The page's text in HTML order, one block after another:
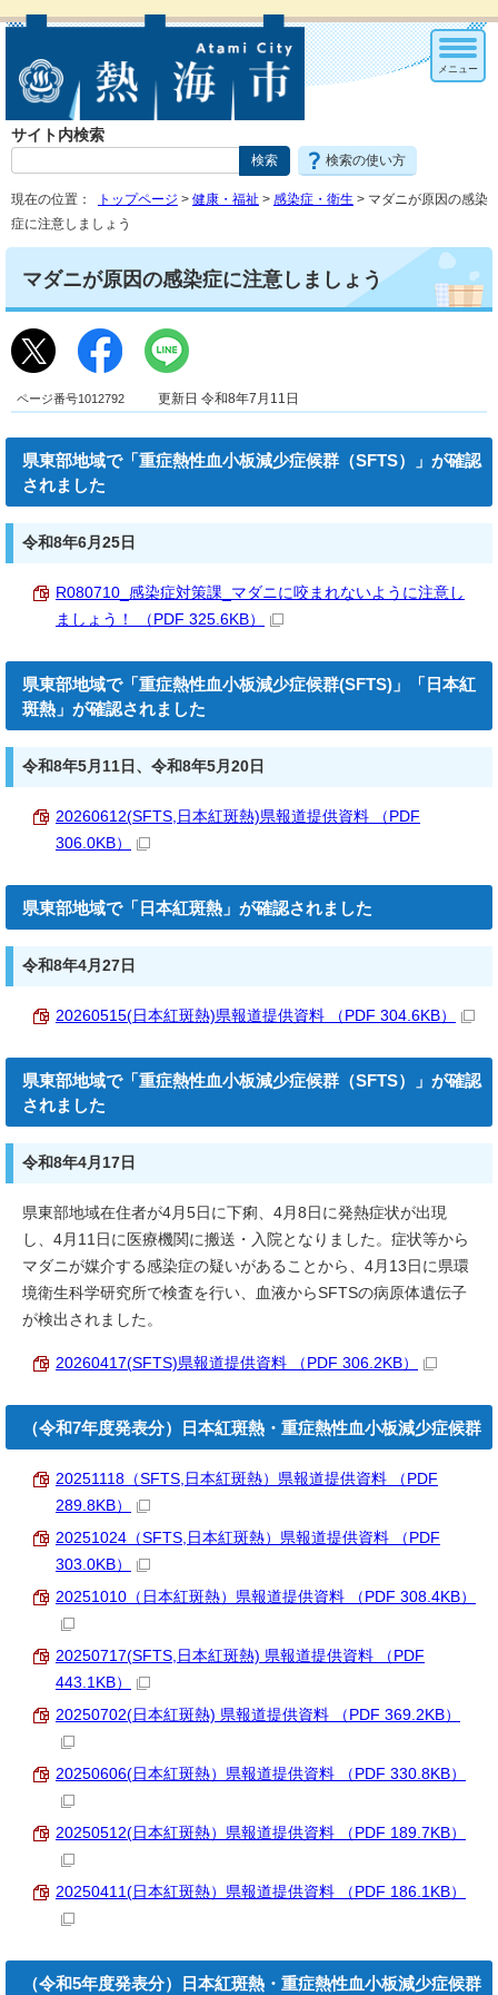
サイト内検索
検索の使い方
メニュー
現在の位置： トップページ > 健康・福祉 > 感染症・衛生 > マダニが原因の感染
症に注意しましょう
マダニが原因の感染症に注意しましょう
ページ番号1012792 更新日 令和8年7月11日
県東部地域で「重症熱性血小板減少症候群（SFTS）」が確認
されました
令和8年6月25日
R080710_感染症対策課_マダニに咬まれないように注意し
ましょう！ （PDF 325.6KB）
県東部地域で「重症熱性血小板減少症候群(SFTS)」「日本紅
斑熱」が確認されました
令和8年5月11日、令和8年5月20日
20260612(SFTS,日本紅斑熱)県報道提供資料 （PDF
306.0KB）
県東部地域で「日本紅斑熱」が確認されました
令和8年4月27日
20260515(日本紅斑熱)県報道提供資料 （PDF 304.6KB）
県東部地域で「重症熱性血小板減少症候群（SFTS）」が確認
されました
令和8年4月17日
県東部地域在住者が4月5日に下痢、4月8日に発熱症状が出現
し、4月11日に医療機関に搬送・入院となりました。症状等から
マダニが媒介する感染症の疑いがあることから、4月13日に県環
境衛生科学研究所で検査を行い、血液からSFTSの病原体遺伝子
が検出されました。
20260417(SFTS)県報道提供資料 （PDF 306.2KB）
（令和7年度発表分）日本紅斑熱・重症熱性血小板減少症候群
20251118（SFTS,日本紅斑熱）県報道提供資料 （PDF
289.8KB）
20251024（SFTS,日本紅斑熱）県報道提供資料 （PDF
303.0KB）
20251010（日本紅斑熱）県報道提供資料 （PDF 308.4KB）
20250717(SFTS,日本紅斑熱) 県報道提供資料 （PDF
443.1KB）
20250702(日本紅斑熱) 県報道提供資料 （PDF 369.2KB）
20250606(日本紅斑熱）県報道提供資料 （PDF 330.8KB）
20250512(日本紅斑熱）県報道提供資料 （PDF 189.7KB）
20250411(日本紅斑熱）県報道提供資料 （PDF 186.1KB）
（令和5年度発表分）日本紅斑熱・重症熱性血小板減少症候群